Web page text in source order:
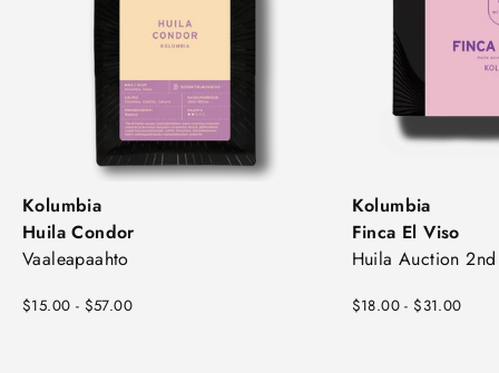
Kolumbia
Huila Condor
Vaaleapaahto
$15.00 - $57.00
Kolumbia
Finca El Viso
Huila Auction
$18.00 - $31.00